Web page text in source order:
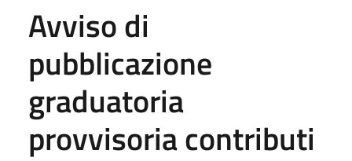
Avviso di
pubblicazione
graduatoria
provvisoria contributi